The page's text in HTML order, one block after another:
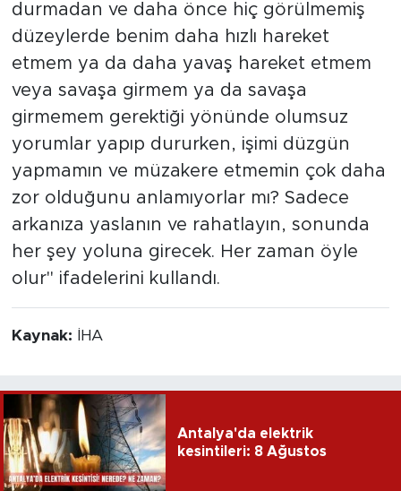
durmadan ve daha önce hiç görülmemiş
düzeylerde benim daha hızlı hareket
etmem ya da daha yavaş hareket etmem
veya savaşa girmem ya da savaşa
girmemem gerektiği yönünde olumsuz
yorumlar yapıp dururken, işimi düzgün
yapmamın ve müzakere etmemin çok daha
zor olduğunu anlamıyorlar mı? Sadece
arkanıza yaslanın ve rahatlayın, sonunda
her şey yoluna girecek. Her zaman öyle
olur" ifadelerini kullandı.
Kaynak: İHA
Antalya'da elektrik
kesintileri: 8 Ağustos